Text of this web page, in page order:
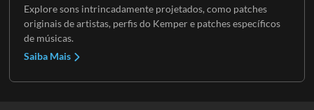
Explore sons intrincadamente projetados, como patches
originais de artistas, perfis do Kemper e patches específicos
de músicas.
Saiba Mais